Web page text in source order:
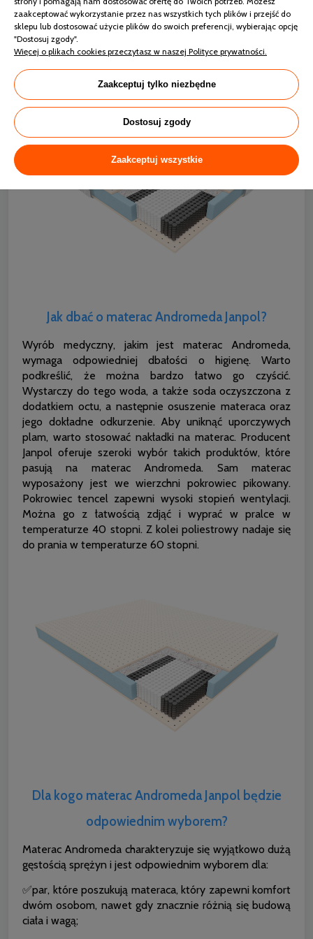
zastosowanie rozwiązania, jakim jest sprężyna
multipocket to gwarancja długiej żywotności materaca.
Zastosowana obustronnie pianka lateksowa zapewnia
przyjemny zapach materaca, gdyż neutralizuje wilgoć i
pozwala skórze oddychać.
Jak dbać o materac Andromeda Janpol?
Wyrób medyczny, jakim jest materac Andromeda,
wymaga odpowiedniej dbałości o higienę. Warto
podkreślić, że można bardzo łatwo go czyścić.
Wystarczy do tego woda, a także soda oczyszczona z
dodatkiem octu, a następnie osuszenie materaca oraz
jego dokładne odkurzenie. Aby uniknąć uporczywych
plam, warto stosować nakładki na materac. Producent
Janpol oferuje szeroki wybór takich produktów, które
pasują na materac Andromeda. Sam materac
wyposażony jest we wierzchni pokrowiec pikowany.
Pokrowiec tencel zapewni wysoki stopień wentylacji.
Można go z łatwością zdjąć i wyprać w pralce w
temperaturze 40 stopni. Z kolei poliestrowy nadaje się
do prania w temperaturze 60 stopni.
Dla kogo materac Andromeda Janpol będzie
odpowiednim wyborem?
Materac Andromeda charakteryzuje się wyjątkowo dużą
gęstością sprężyn i jest odpowiednim wyborem dla:
✅par, które poszukują materaca, który zapewni komfort
dwóm osobom, nawet gdy znacznie różnią się budową
ciała i wagą;
zaakceptować wykorzystanie przez nas wszystkich tych plików i przejść do
sklepu lub dostosować użycie plików do swoich preferencji, wybierając opcję
"Dostosuj zgody".
Więcej o plikach cookies przeczytasz w naszej Polityce prywatności.
Zaakceptuj tylko niezbędne
Dostosuj zgody
Zaakceptuj wszystkie